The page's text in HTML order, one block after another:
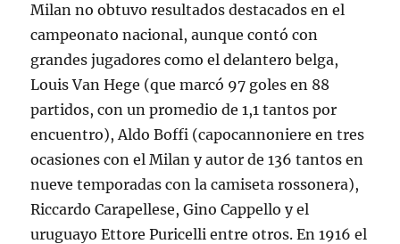
Milan no obtuvo resultados destacados en el
campeonato nacional, aunque contó con
grandes jugadores como el delantero belga,
Louis Van Hege (que marcó 97 goles en 88
partidos, con un promedio de 1,1 tantos por
encuentro), Aldo Boffi (capocannoniere en tres
ocasiones con el Milan y autor de 136 tantos en
nueve temporadas con la camiseta rossonera),
Riccardo Carapellese, Gino Cappello y el
uruguayo Ettore Puricelli entre otros. En 1916 el